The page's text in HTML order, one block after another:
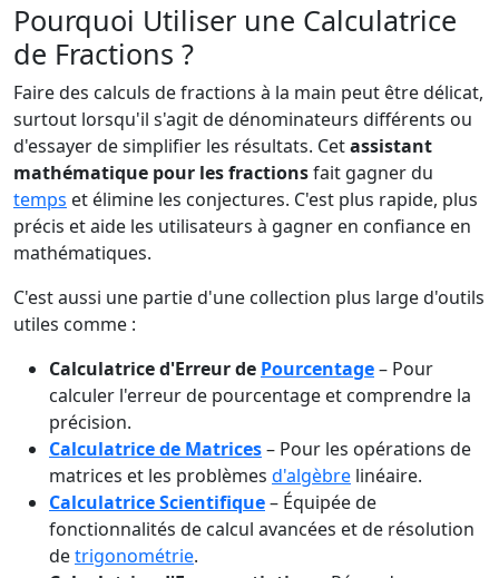
Pourquoi Utiliser une Calculatrice
de Fractions ?
Faire des calculs de fractions à la main peut être délicat,
surtout lorsqu'il s'agit de dénominateurs différents ou
d'essayer de simplifier les résultats. Cetassistant
mathématique pour les fractionsfait gagner du
temps et élimine les conjectures. C'est plus rapide, plus
précis et aide les utilisateurs à gagner en confiance en
mathématiques.
C'est aussi une partie d'une collection plus large d'outils
utiles comme :
Calculatrice d'Erreur de Pourcentage– Pour
calculer l'erreur de pourcentage et comprendre la
précision.
Calculatrice de Matrices– Pour les opérations de
matrices et les problèmes d'algèbre linéaire.
Calculatrice Scientifique– Équipée de
fonctionnalités de calcul avancées et de résolution
detrigonométrie.